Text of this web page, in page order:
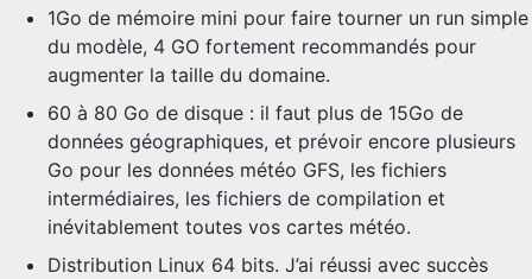
1Go de mémoire mini pour faire tourner un run simple
du modèle, 4 GO fortement recommandés pour
augmenter la taille du domaine.
60 à 80 Go de disque : il faut plus de 15Go de
données géographiques, et prévoir encore plusieurs
Go pour les données météo GFS, les fichiers
intermédiaires, les fichiers de compilation et
inévitablement toutes vos cartes météo.
Distribution Linux 64 bits. J’ai réussi avec succès